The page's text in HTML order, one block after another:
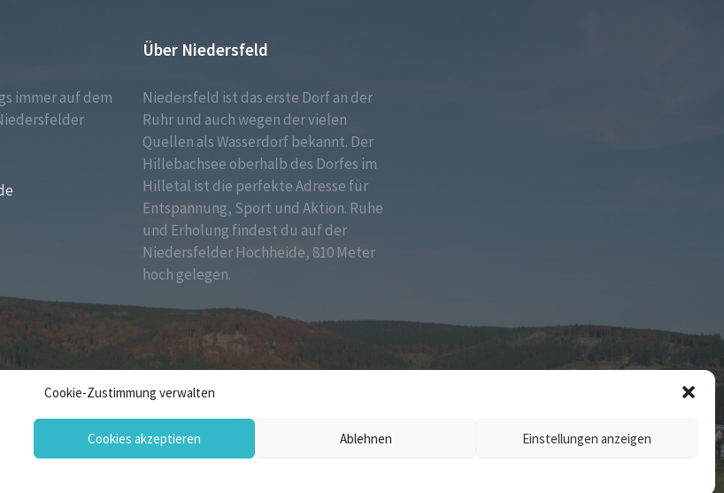
Cookie-Zustimmung verwalten
Cookies akzeptieren Ablehnen Einstellungen anzeigen
immer auf dem
Über Niedersfeld
Niedersfeld ist das erste Dorf an der
Ruhr und auch wegen der vielen
Quellen als Wasserdorf bekannt. Der
Hillebachsee oberhalb des Dorfes im
Hilletal ist die perfekte Adresse für
Entspannung, Sport und Aktion. Ruhe
und Erholung findest du auf der
Niedersfelder Hochheide, 810 Meter
hoch gelegen.